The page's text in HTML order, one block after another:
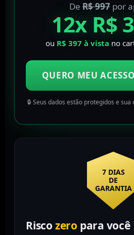
DeR$ 997por
12x R$
ou R$ 397 à vista no
QUERO MEU
🔒 Seus dados estão protegidos e
7 DIAS
DE
GARANTIA
Risco zero para você